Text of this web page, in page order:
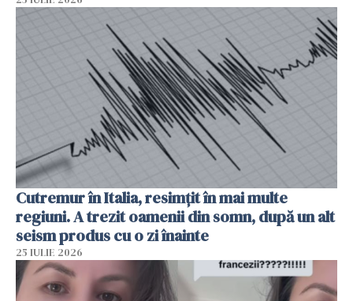
Cutremur în Italia, resimțit în mai multe
regiuni. A trezit oamenii din somn, după un alt
seism produs cu o zi înainte
25 IULIE 2026